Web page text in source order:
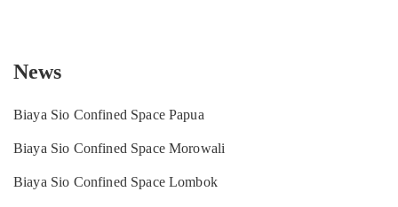
News
Biaya Sio Confined Space Papua
Biaya Sio Confined Space Morowali
Biaya Sio Confined Space Lombok